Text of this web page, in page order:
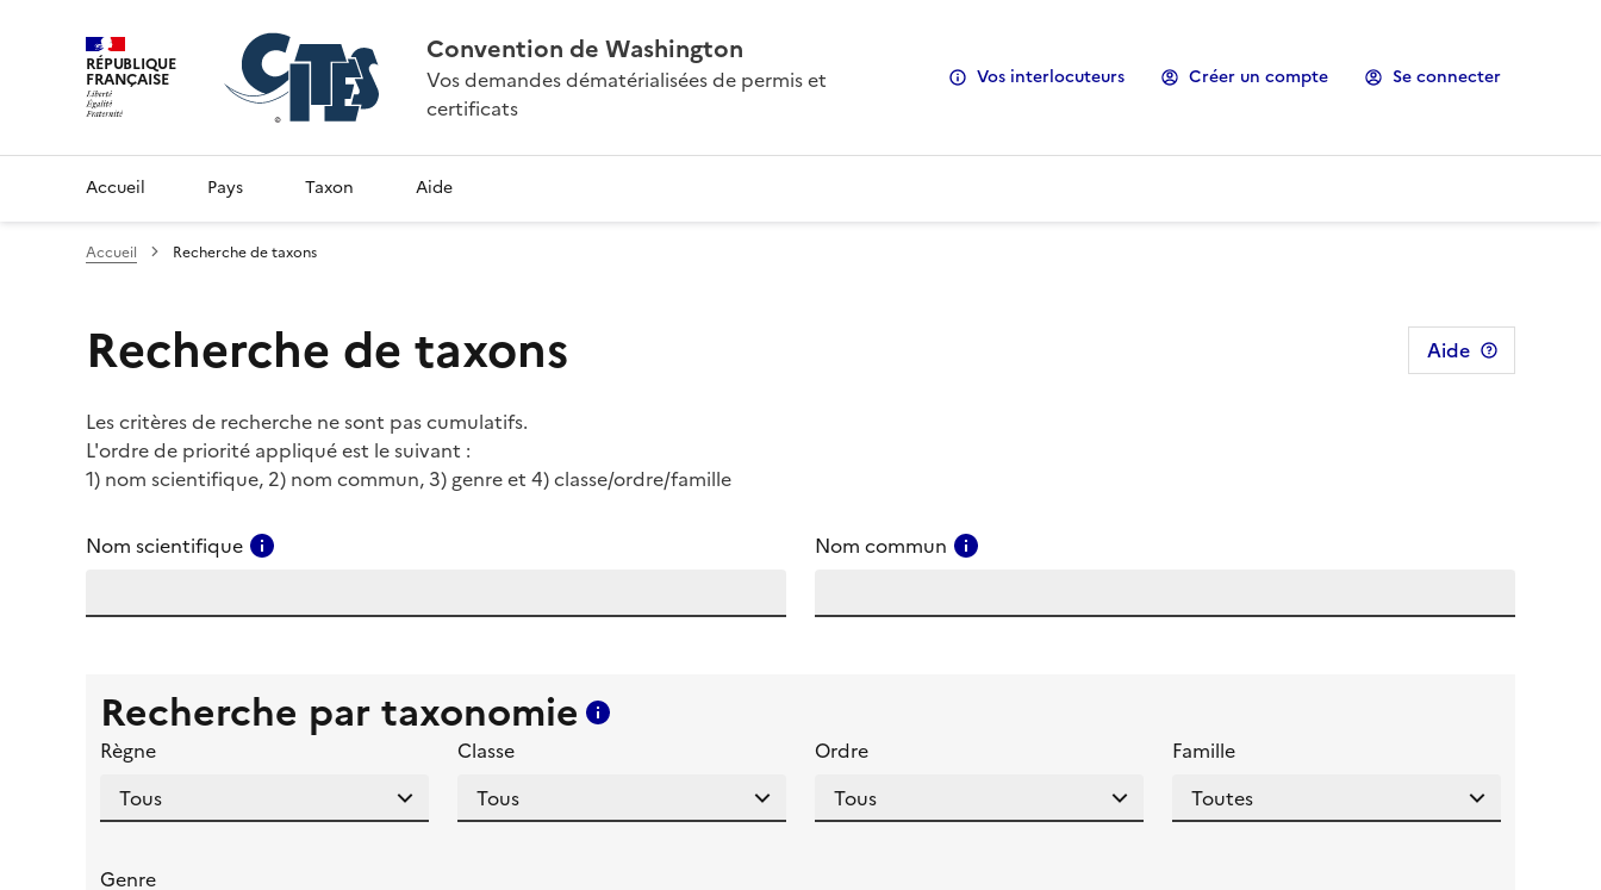
RÉPUBLIQUE
FRANÇAISE
Convention de Washington
Vos demandes dématérialisées de permis et
certificats
Vos interlocuteurs Créer un compte Se connecter
Accueil Pays Taxon Aide
Accueil Recherche de taxons
Recherche de taxons Aide
Les critères de recherche ne sont pas cumulatifs.
L'ordre de priorité appliqué est le suivant :
1) nom scientifique, 2) nom commun, 3) genre et 4) classe/ordre/famille
Nom scientifique Nom commun
Recherche par taxonomie
Règne
Classe Ordre Famille
Genre